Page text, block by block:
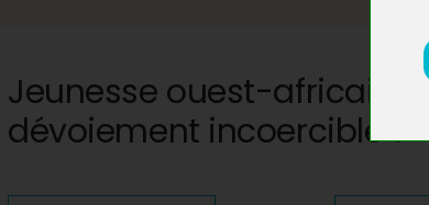
Jeunesse ouest-africaine
dévoiement incoercible ?